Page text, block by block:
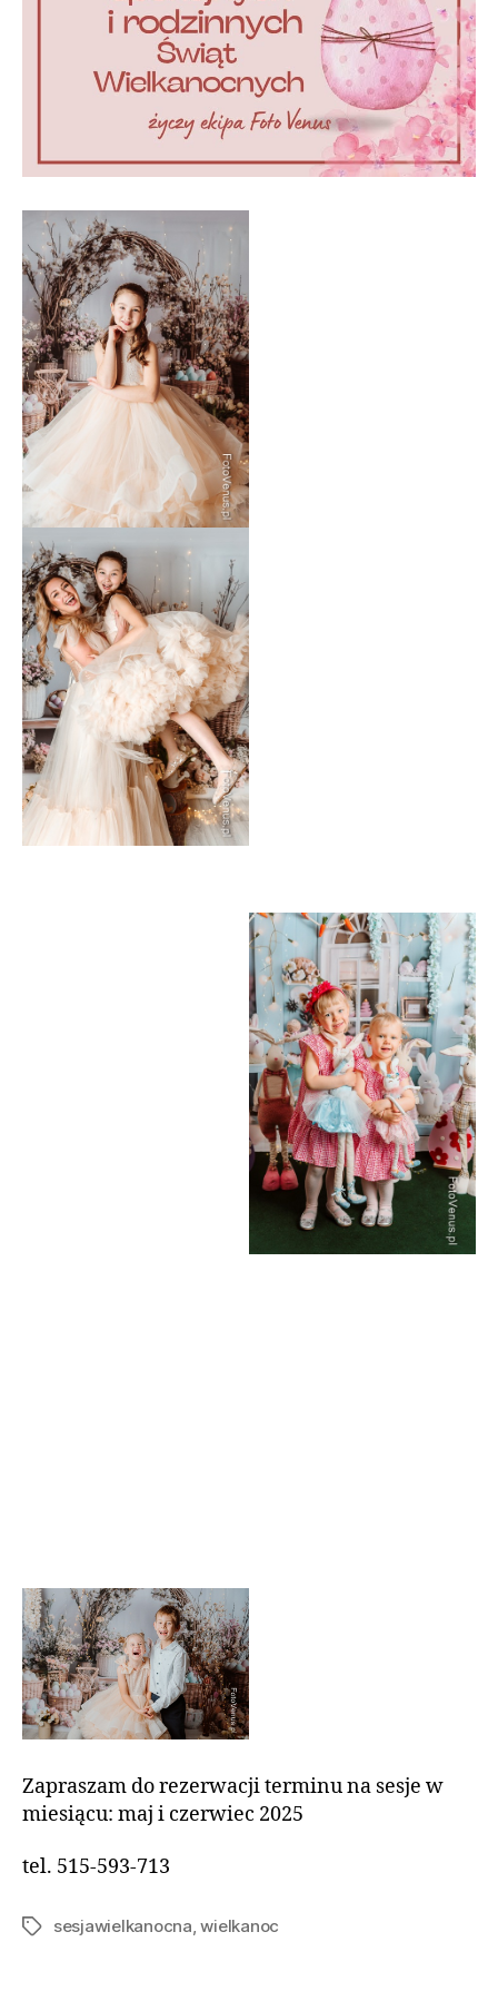
Zapraszam do rezerwacji terminu na sesje w
miesiącu: maj i czerwiec 2025
tel. 515-593-713
sesjawielkanocna,wielkanoc